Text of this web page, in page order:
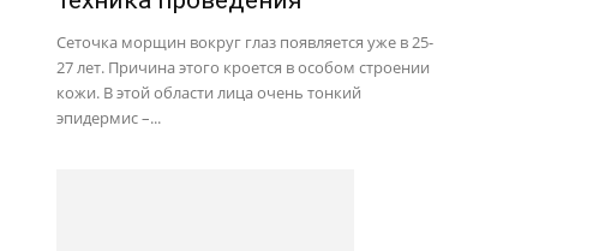
Сеточка морщин вокруг глаз появляется уже в 25-
27 лет. Причина этого кроется в особом строении
кожи. В этой области лица очень тонкий
эпидермис –...